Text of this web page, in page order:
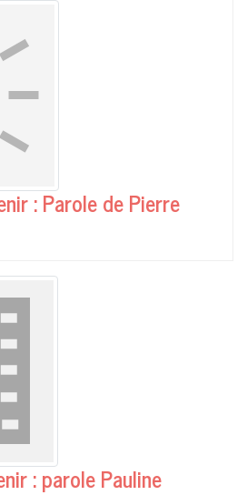
: Parole de Pierre
: parole Pauline